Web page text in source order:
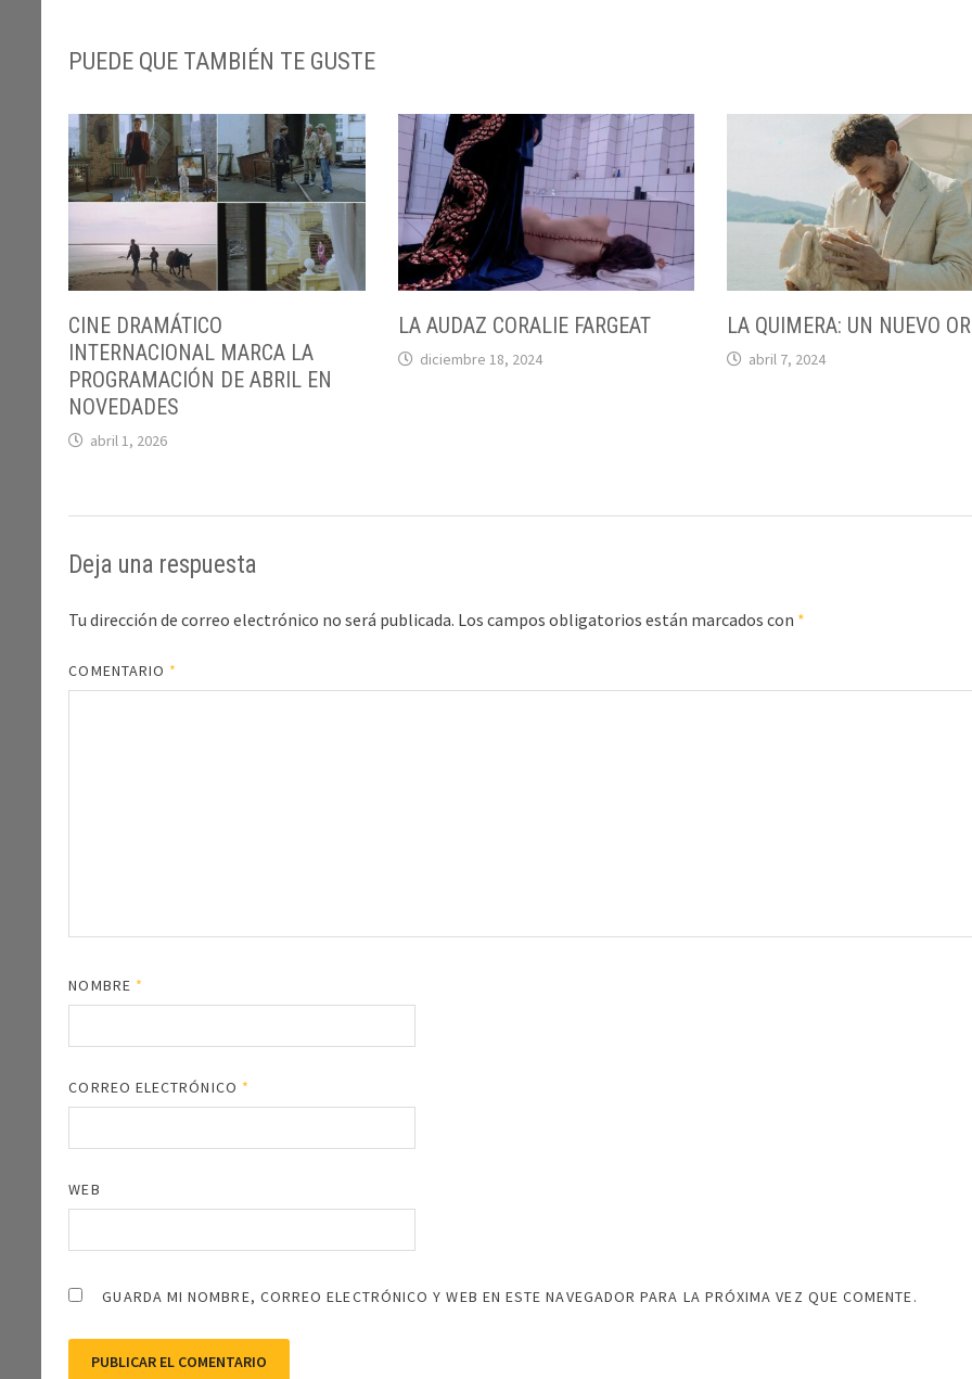
PUEDE QUE TAMBIÉN TE GUSTE
CINE DRAMÁTICO
INTERNACIONAL MARCA LA
PROGRAMACIÓN DE ABRIL EN
NOVEDADES
abril 1, 2026
LA AUDAZ CORALIE FARGEAT
diciembre 18, 2024
LA QUIMERA: UN NUEVO
abril 7, 2024
Deja una respuesta
Tu dirección de correo electrónico no será publicada. Los campos obligatorios están marcados con *
COMENTARIO *
NOMBRE *
CORREO ELECTRÓNICO *
WEB
GUARDA MI NOMBRE, CORREO ELECTRÓNICO Y WEB EN ESTE NAVEGADOR PARA LA PRÓXIMA VEZ QUE COMENTE.